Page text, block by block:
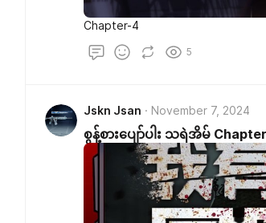
Chapter-4
5
Jskn Jsan November 7, 2024
စွန့်စားပျော်ပါး သရဲအိမ်